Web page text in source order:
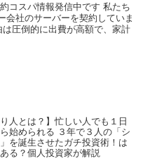
コスパ情報発信中です 私たち
会社のサーバーを契約していま
圧倒的に出費が高額で、家計
り人とは？】忙しい人でも１日
始められる ３年で３人の「シ
を誕生させたガチ投資術！は
る？個人投資家が解説